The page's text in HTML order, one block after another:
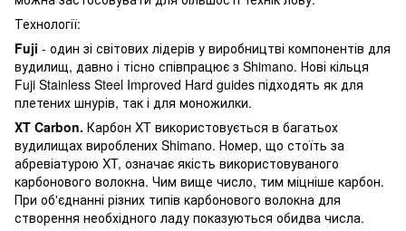
Технології:
Fuji - один зі світових лідерів у виробництві компонентів для
вудилищ, давно і тісно співпрацює з Shimano. Нові кільця
Fuji Stainless Steel Improved Hard guides підходять як для
плетених шнурів, так і для моножилки.
XT Carbon. Карбон XT використовується в багатьох
вудилищах вироблених Shimano. Номер, що стоїть за
абревіатурою XT, означає якість використовуваного
карбонового волокна. Чим вище число, тим міцніше карбон.
При об'єднанні різних типів карбонового волокна для
створення необхідного ладу показуються обидва числа.